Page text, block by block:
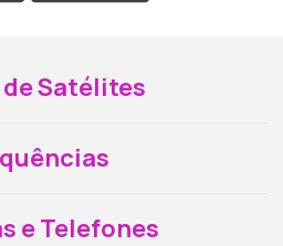
de Satélites
e Telefones